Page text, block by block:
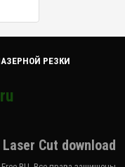
РЕЗКИ
Cut download